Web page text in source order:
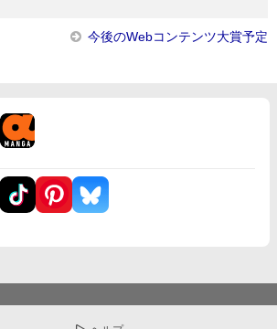
今後のWebコンテンツ大賞予定